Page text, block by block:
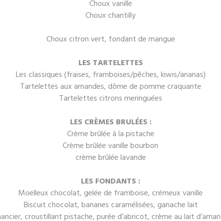
Choux vanille
Choux chantilly
Choux citron vert, fondant de mangue
LES TARTELETTES
Les classiques (fraises, framboises/pêches, kiwis/ananas)
Tartelettes aux amandes, dôme de pomme craquante
Tartelettes citrons meringuées
LES CRÈMES BRULÉES :
Crème brûlée à la pistache
Crème brûlée vanille bourbon
crème brûlée lavande
LES FONDANTS :
Moelleux chocolat, gelée de framboise, crémeux vanille
Biscuit chocolat, bananes caramélisées, ganache lait
croustillant pistache, purée d’abricot, crème au lait